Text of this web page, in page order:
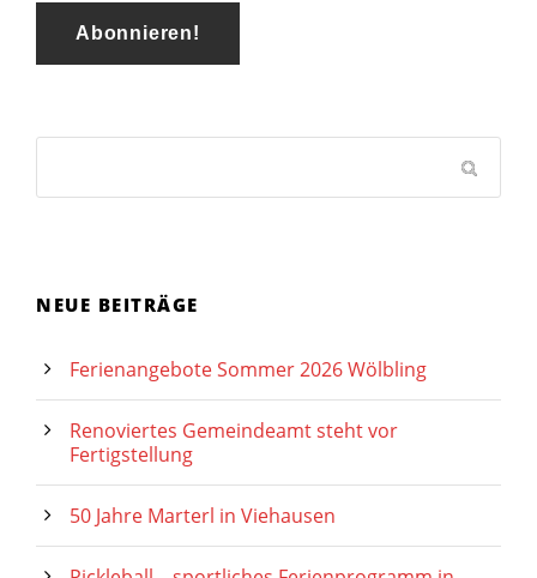
NEUE BEITRÄGE
Ferienangebote Sommer 2026 Wölbling
Renoviertes Gemeindeamt steht vor
Fertigstellung
50 Jahre Marterl in Viehausen